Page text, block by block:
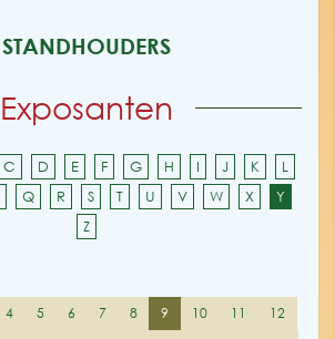
STANDHOUDERS
Exposanten
C D E F G H I J K
L
Q R S T U V W X
Y
Z
4 5 6 7 8 9 10 11
12